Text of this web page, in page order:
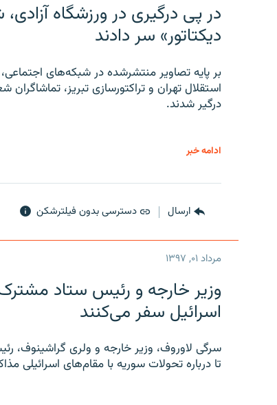
در پی درگیری در ورزشگاه
دیکتاتور» سر دادند
بر پایه تصاویر منتشرشده در شبکه‌های
استقلال تهران و تراکتورسازی تبریز، تماشاگران
درگیر شدند.
ادامه خبر
ارسال دسترسی بدون فیلترشکن
مرداد ۰۱, ۱۳۹۷
وزیر خارجه و رئیس‌ ستاد مشترک
اسرائیل سفر می‌کنند
سرگی لاوروف، وزیر خارجه و ولری گراشینوف،
تا درباره تحولات سوریه با مقام‌های اسرائیلی